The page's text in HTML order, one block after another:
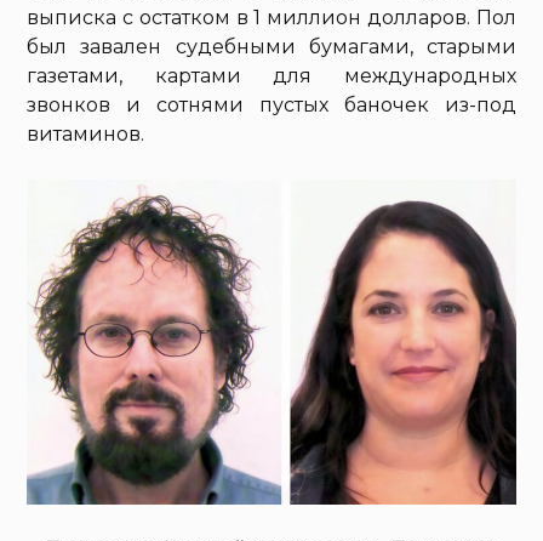
выписка с остатком в 1 миллион долларов. Пол
был завален судебными бумагами, старыми
газетами, картами для международных
звонков и сотнями пустых баночек из-под
витаминов.